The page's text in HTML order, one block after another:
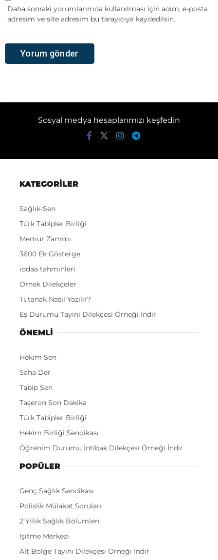
Daha sonraki yorumlarımda kullanılması için adım, e-posta
adresim ve site adresim bu tarayıcıya kaydedilsin.
Sosyal medya hesaplarımızı keşfedin
KATEGORİLER
Sağlık-Sen
Türk Tabipler Birliği
Memur Zammı
3600 Ek Gösterge
iddaa tahminleri
Örnek Dilekçeler
Tutanak Nasıl Yazılır?
Eş Durumu Tayini Dilekçesi Örneği İndir
ÖNEMLI
Hekim Sen
Saha Der
Tabip Sen
Taşeron Son Dakika
Türk Tabipler Birliği
Hekim Birliği Sendikası
Öğrenim Durumu İntibak Dilekçesi Örneği İndir
POPÜLER
Genç Sağlık Sendikası
Polislik Mülakat Soruları
2 Yıllık Sağlık Bölümleri
İşitme Merkezi
Alt Bölge Tayini Dilekçesi Örneği İndir